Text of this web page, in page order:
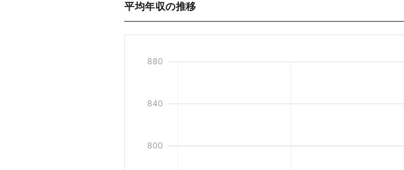
平均年収の推移
880
840
800